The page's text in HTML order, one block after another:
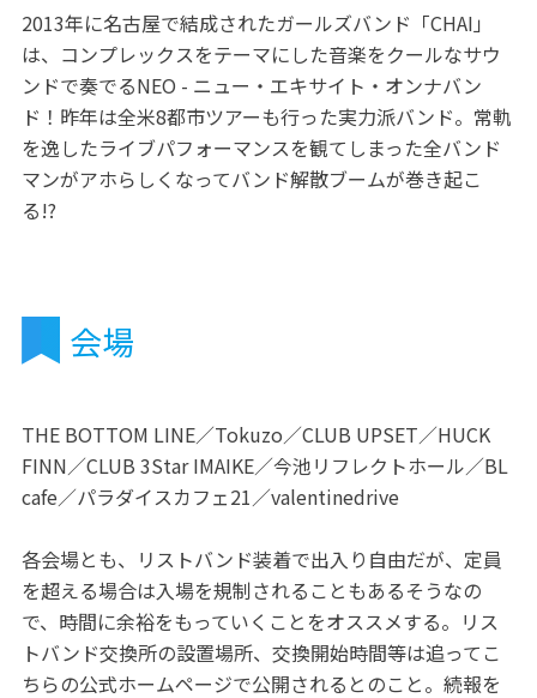
2013年に名古屋で結成されたガールズバンド「CHAI」
は、コンプレックスをテーマにした音楽をクールなサウ
ンドで奏でるNEO - ニュー・エキサイト・オンナバン
ド！昨年は全米8都市ツアーも行った実力派バンド。常軌
を逸したライブパフォーマンスを観てしまった全バンド
マンがアホらしくなってバンド解散ブームが巻き起こ
る!?
会場
THE BOTTOM LINE／Tokuzo／CLUB UPSET／HUCK
FINN／CLUB 3Star IMAIKE／今池リフレクトホール／BL
cafe／パラダイスカフェ21／valentinedrive
各会場とも、リストバンド装着で出入り自由だが、定員
を超える場合は入場を規制されることもあるそうなの
で、時間に余裕をもっていくことをオススメする。リス
トバンド交換所の設置場所、交換開始時間等は追ってこ
ちらの公式ホームページで公開されるとのこと。続報を